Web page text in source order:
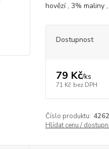
hovězí , 3% maliny
Dostupnost
79 Kč/ks
71 Kč bez DPH
Číslo produktu:
Hlídat cenu /